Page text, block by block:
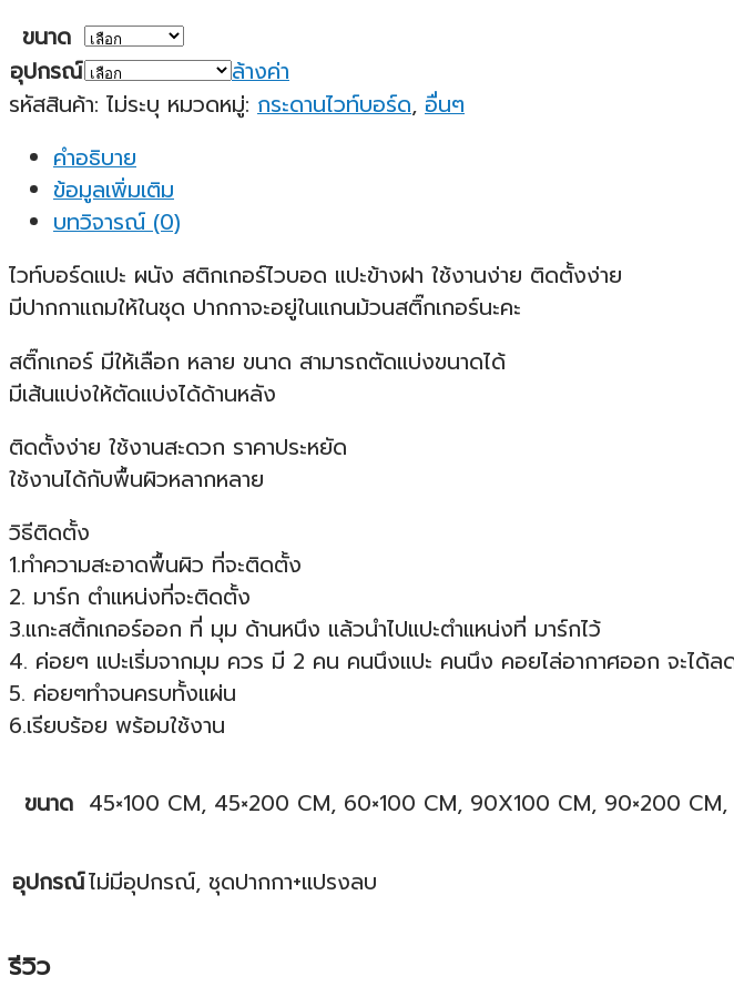
ขนาด
อุปกรณ์
ล้างค่า
รหัสสินค้า: ไม่ระบุ หมวดหมู่: กระดานไวท์บอร์ด, อื่นๆ
คำอธิบาย
ข้อมูลเพิ่มเติม
บทวิจารณ์ (0)
ไวท์บอร์ดแปะ ผนัง สติกเกอร์ไวบอด แปะข้างฝา ใช้งานง่าย ติดตั้งง่าย
มีปากกาแถมให้ในชุด ปากกาจะอยู่ในแกนม้วนสติ๊กเกอร์นะคะ
สติ๊กเกอร์ มีให้เลือก หลาย ขนาด สามารถตัดแบ่งขนาดได้
มีเส้นแบ่งให้ตัดแบ่งได้ด้านหลัง
ติดตั้งง่าย ใช้งานสะดวก ราคาประหยัด
ใช้งานได้กับพื้นผิวหลากหลาย
วิธีติดตั้ง
1.ทำความสะอาดพื้นผิว ที่จะติดตั้ง
2. มาร์ก ตำแหน่งที่จะติดตั้ง
3.แกะสติ้กเกอร์ออก ที่ มุม ด้านหนึง แล้วนำไปแปะตำแหน่งที่ มาร์กไว้
4. ค่อยๆ แปะเริ่มจากมุม ควร มี 2 คน คนนึงแปะ คนนึง คอยไล่อากาศออก จะได้ล
5. ค่อยๆทำจนครบทั้งแผ่น
6.เรียบร้อย พร้อมใช้งาน
ขนาด 45×100 CM, 45×200 CM, 60×100 CM, 90X100 CM, 90×200
อุปกรณ์ไม่มีอุปกรณ์, ชุดปากกา+แปรงลบ
รีวิว